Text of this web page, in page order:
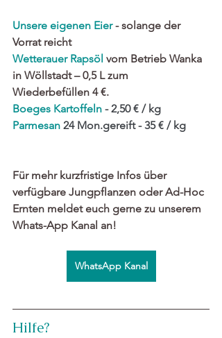
Unsere eigenen Eier - solange der
Vorrat reicht
Wetterauer Rapsöl vom Betrieb Wanka
in Wöllstadt – 0,5 L zum
Wiederbefüllen 4 €.
Boeges Kartoffeln - 2,50 € / kg
Parmesan 24 Mon.gereift - 35 € / kg
Für mehr kurzfristige Infos über
verfügbare Jungpflanzen oder Ad-Hoc
Ernten meldet euch gerne zu unserem
Whats-App Kanal an!
WhatsApp Kanal
Hilfe?